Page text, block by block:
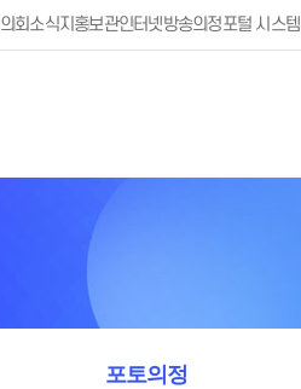
의회소식지 홍보관인터넷방송의정포털 시스템
포토의정